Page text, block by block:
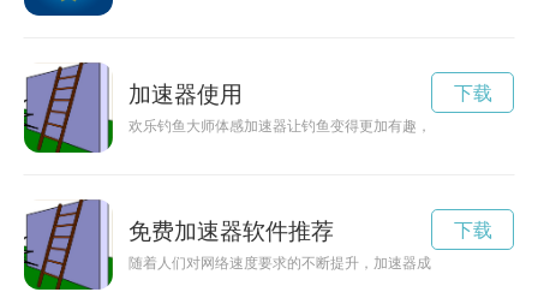
加速器使用
欢乐钓鱼大师体感加速器让钓鱼变得更加有趣，通过体感技术
下载
免费加速器软件推荐
随着人们对网络速度要求的不断提升，加速器成为了许多人解
下载